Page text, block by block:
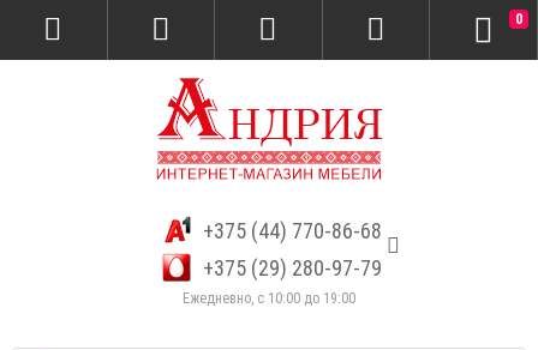
+375 (44) 770-86-68
+375 (29) 280-97-79
Ежедневно, с 10:00 до 19:00
0